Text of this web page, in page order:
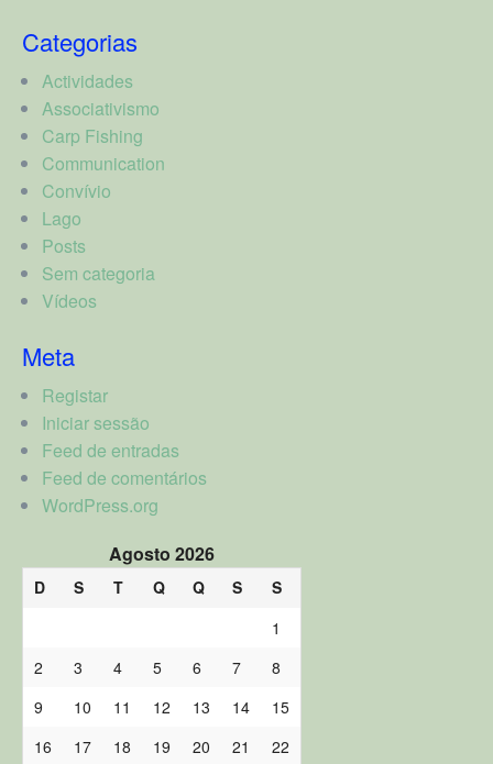
Categorias
Actividades
Associativismo
Carp Fishing
Communication
Convívio
Lago
Posts
Sem categoria
Vídeos
Meta
Registar
Iniciar sessão
Feed de entradas
Feed de comentários
WordPress.org
Agosto 2026
D S T Q Q S
S
1
2
3 4 5 6 7
8
9
10 11 12 13 14
15
16
17 18 19 20 21 22